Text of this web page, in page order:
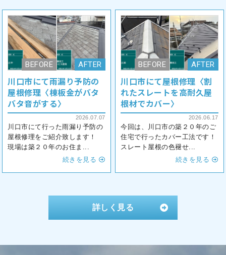
川口市にて雨漏り予防の
屋根修理〈棟板金がバタ
バタ音がする〉
2026.07.07
川口市にて行った雨漏り予防の
屋根修理をご紹介致します！
現場は築２０年のお住ま...
続きを見る
川口市にて屋根修理〈割
れたスレートを高耐久屋
根材でカバー〉
2026.06.17
今回は、川口市の築２０年のご
住宅で行ったカバー工法です！
スレート屋根の色褪せ...
続きを見る
詳しく見る